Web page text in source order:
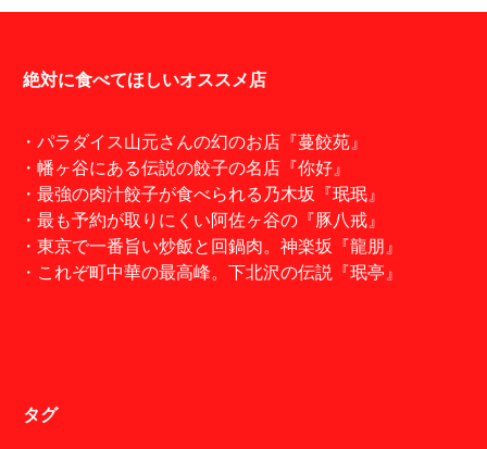
絶対に食べてほしいオススメ店
・パラダイス山元さんの幻のお店『蔓餃苑』
・幡ヶ谷にある伝説の餃子の名店『你好』
・最強の肉汁餃子が食べられる乃木坂『珉珉』
・最も予約が取りにくい阿佐ヶ谷の『豚八戒』
・東京で一番旨い炒飯と回鍋肉。神楽坂『龍朋』
・これぞ町中華の最高峰。下北沢の伝説『珉亭』
タグ